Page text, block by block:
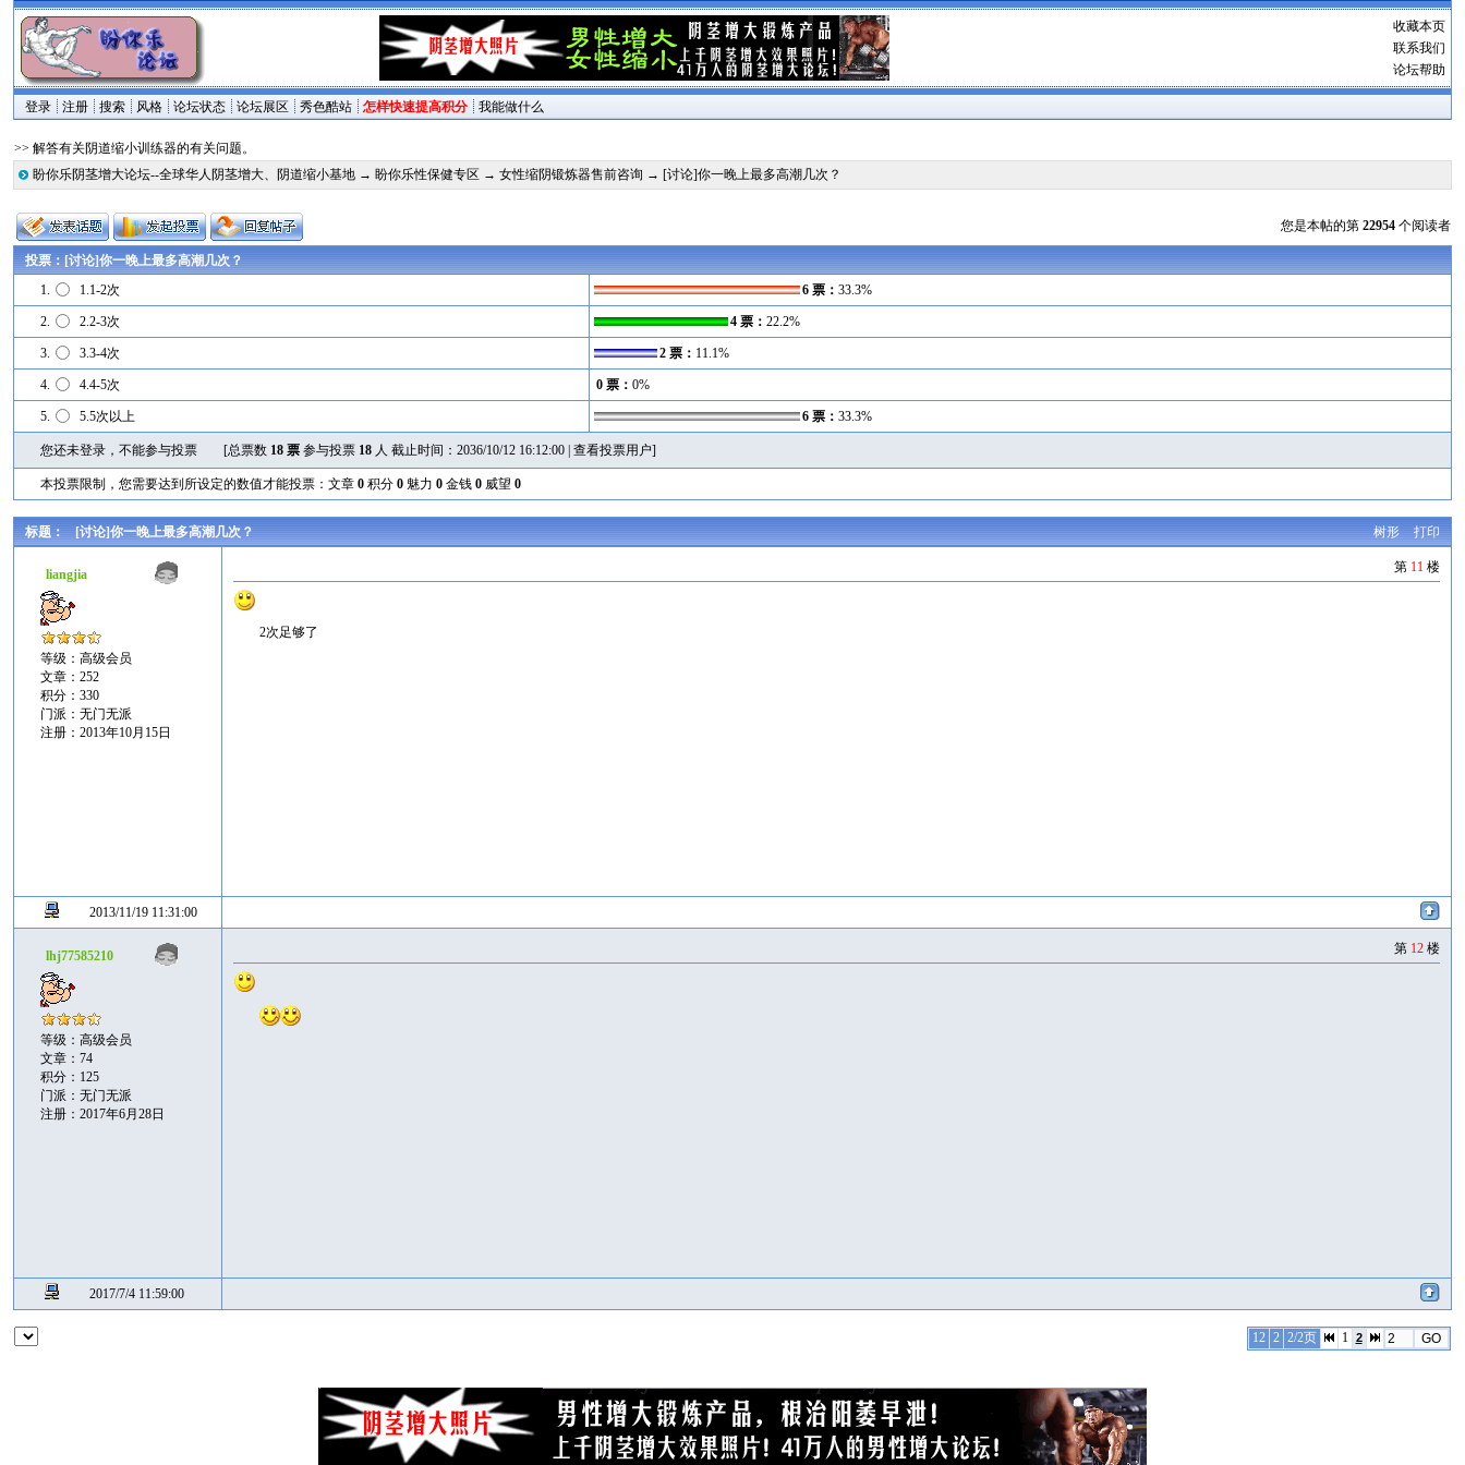
收藏本页
联系我们
论坛帮助
登录 注册 搜索 风格 论坛状态 论坛展区 秀色酷站 怎样快速提高积分 我能做什么
>> 解答有关阴道缩小训练器的有关问题。
盼你乐阴茎增大论坛--全球华人阴茎增大、阴道缩小基地 → 盼你乐性保健专区 →女性缩阴锻炼器售前咨询 → [讨论]你一晚上最多高潮几次？
您是本帖的第 22954个阅读者
投票：[讨论]你一晚上最多高潮几次？
1.
1.1-2次 6 票： 33.3%
2. 2.2-3次 4 票：22.2%
3. 3.3-4次 2 票： 11.1%
4. 4.4-5次 0 票：0%
5. 5.5次以上 6 票： 33.3%
您还未登录，不能参与投票 [总票数 18 票 参与投票 18 人 截止时间：2036/10/12 16:12:00 |查看投票用户]
本投票限制，您需要达到所设定的数值才能投票：文章0 积分0 魅力0 金钱0 威望0
树形 打印
标题： [讨论]你一晚上最多高潮几次？
liangjia
等级：高级会员
文章：252
积分：330
门派：无门无派
注册：2013年10月15日
第 11楼
2次足够了
2013/11/19 11:31:00
lhj77585210
等级：高级会员
文章：74
积分：125
门派：无门无派
注册：2017年6月28日
第 12楼
2017/7/4 11:59:00
12 2 2/2页 1 2